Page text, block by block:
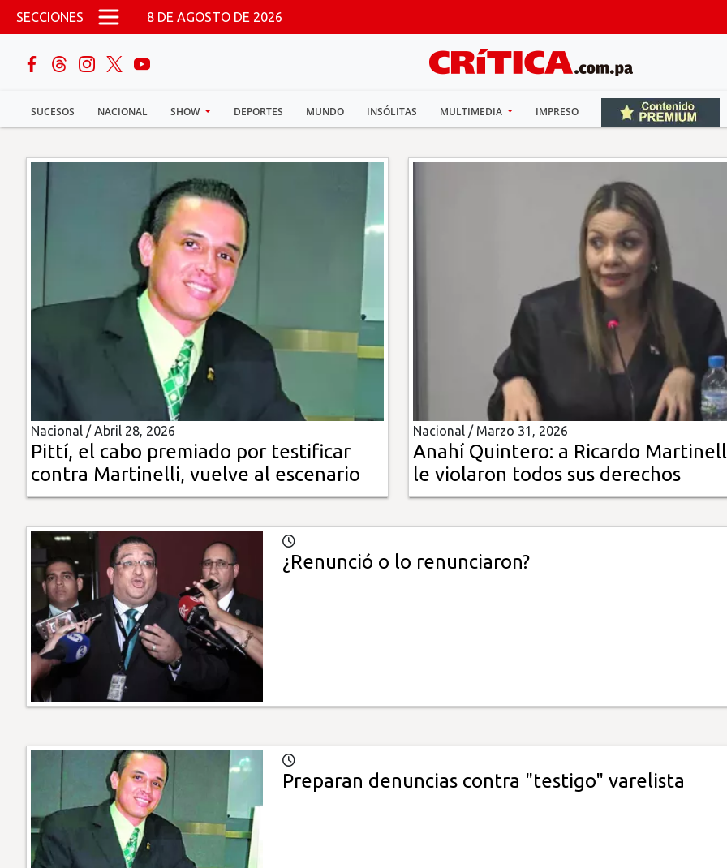
Pasar al contenido principal
SECCIONES 8 DE AGOSTO DE 2026
SUCESOS NACIONAL SHOW DEPORTES MUNDO INSÓLITAS MULTIMEDIA IMPRESO
buscar
Sucesos
Nacional
Política
Deportes
Multimedia
Impreso
Nacional /Abril 28, 2026
Pittí, el cabo premiado por testificar
contra Martinelli, vuelve al escenario
Nacional / Marzo 31, 2026
Anahí Quintero: a Ricardo
le violaron todos sus derechos
¿Renunció o lo renunciaron?
Preparan denuncias contra "testigo" varelista